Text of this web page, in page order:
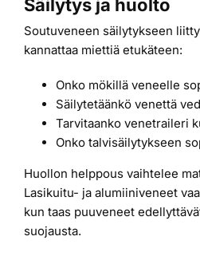
Säilytys ja huolto
Soutuveneen säilytykseen
kannattaa miettiä etukäteen:
Onko mökillä veneelle
Säilytetäänkö venettä
Tarvitaanko venetraileri
Onko talvisäilytykseen
Huollon helppous vaihtelee
Lasikuitu- ja alumiiniveneet
kun taas puuveneet
suojausta.